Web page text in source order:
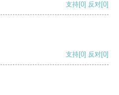
支持[0] 反对[0]
支持[0] 反对[0]